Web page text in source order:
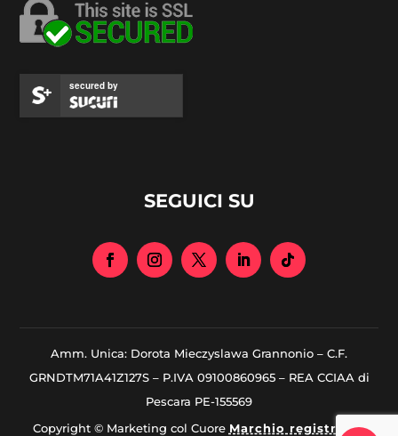
secured by
SEGUICI SU
Amm. Unica: Dorota Mieczyslawa Grannonio – C.F.
GRNDTM71A41Z127S – P.IVA 09100860965 – REA CCIAA di
Pescara PE-155569
Copyright © Marketing col Cuore Marchio registrato|